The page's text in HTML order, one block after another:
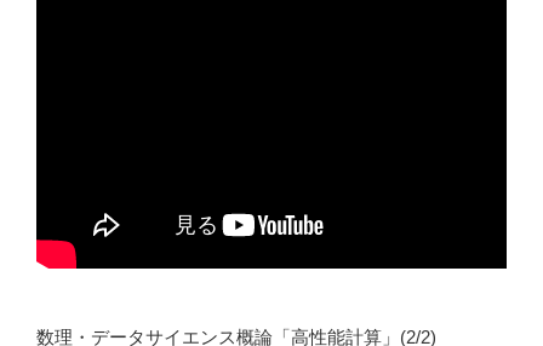
数理・データサイエンス概論「高性能計算」(2/2)